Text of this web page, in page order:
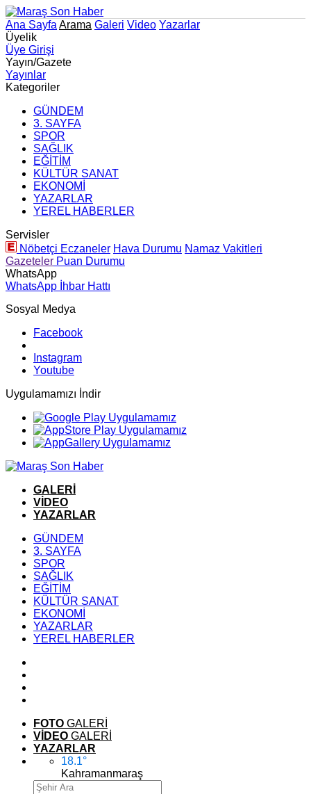
Ana Sayfa Arama Galeri Video Yazarlar
Üyelik
Üye Girişi
Yayın/Gazete
Yayınlar
Kategoriler
GÜNDEM
3. SAYFA
SPOR
SAĞLIK
EĞİTİM
KÜLTÜR SANAT
EKONOMİ
YAZARLAR
YEREL HABERLER
Servisler
Nöbetçi Eczaneler Hava Durumu Namaz Vakitleri
Gazeteler Puan Durumu
WhatsApp
WhatsApp İhbar Hattı
Sosyal Medya
Facebook
Instagram
Youtube
Uygulamamızı İndir
GALERİ
VİDEO
YAZARLAR
GÜNDEM
3. SAYFA
SPOR
SAĞLIK
EĞİTİM
KÜLTÜR SANAT
EKONOMİ
YAZARLAR
YEREL HABERLER
FOTO GALERİ
VİDEO GALERİ
YAZARLAR
18.1°
Kahramanmaraş